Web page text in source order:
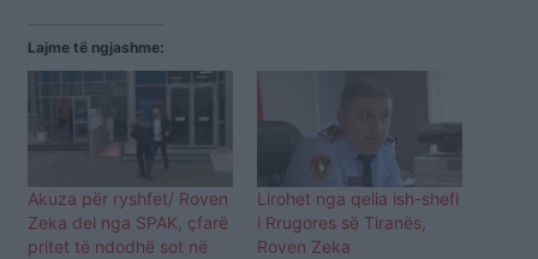
Lajme të ngjashme:
Akuza për ryshfet/ Roven
Zeka del nga SPAK, çfarë
pritet të ndodhë sot në
Lirohet nga qelia ish-shefi
i Rrugores së Tiranës,
Roven Zeka